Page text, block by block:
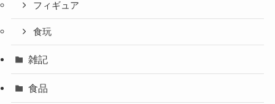
フィギュア
食玩
雑記
食品